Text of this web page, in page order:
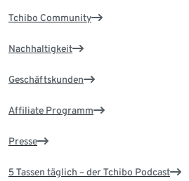
Tchibo Community
Nachhaltigkeit
Geschäftskunden
Affiliate Programm
Presse
5 Tassen täglich – der Tchibo Podcast